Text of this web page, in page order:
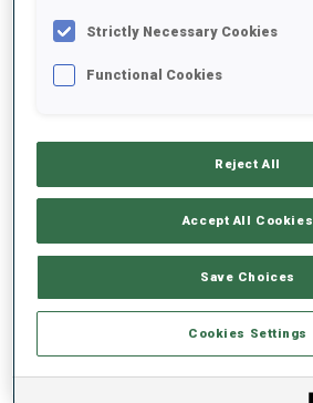
MOYENNE DE PERFORMANCE
TIR COUCHÉ
TIR DEBOUT
Strictly Necessary Cookies
Functional Cookies
Reject All
Accept All Cookies
Save Choices
Cookies Settings